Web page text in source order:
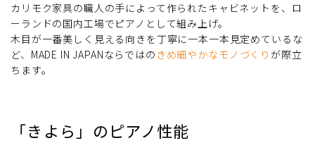
カリモク家具の職人の手によって作られたキャビネットを、ロ
ーランドの国内工場でピアノとして組み上げ。
木目が一番美しく見える向きを丁寧に一本一本見定めているな
ど、MADE IN JAPANならではの きめ細やかなモノづくり が際立
ちます。
「きよら」のピアノ性能